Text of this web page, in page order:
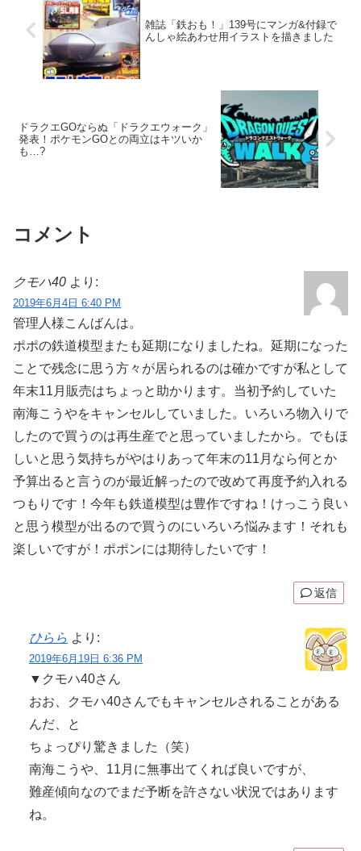
雑誌「鉄おも！」139号にマンガ&付録で
んしゃ絵あわせ用イラストを描きました
ドラクエGOならぬ「ドラクエウォーク」
発表！ポケモンGOとの両立はキツいか
も…?
コメント
クモハ40 より:
2019年6月4日 6:40 PM
管理人様こんばんは。
ポポの鉄道模型またも延期になりましたね。延期になった
ことで残念に思う方々が居られるのは確かですが私として
年末11月販売はちょっと助かります。当初予約していた
南海こうやをキャンセルしていました。いろいろ物入りで
したので買うのは再生産でと思っていましたから。でもほ
しいと思う気持ちがやはりあって年末の11月なら何とか
予算出ると言うのが最近解ったので改めて再度予約入れる
つもりです！今年も鉄道模型は豊作ですね！けっこう良い
と思う模型が出るので買うのにいろいろ悩みます！それも
楽しいですが！ポポンには期待したいです！
返信
ひらら より:
2019年6月19日 6:36 PM
▼クモハ40さん
おお、クモハ40さんでもキャンセルされることがある
んだ、と
ちょっぴり驚きました（笑）
南海こうや、11月に無事出てくれば良いですが、
難産傾向なのでまだ予断を許さない状況ではあります
ね。